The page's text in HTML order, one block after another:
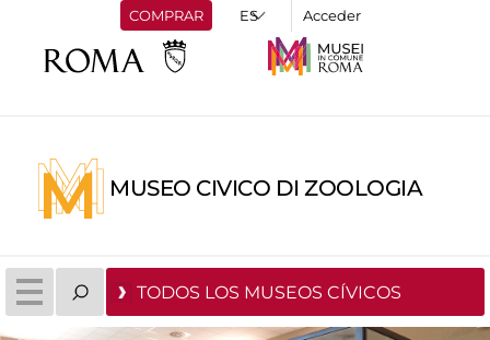
COMPRAR Acceder
MUSEO CIVICO DI ZOOLOGIA
TODOS LOS MUSEOS CÍVICOS